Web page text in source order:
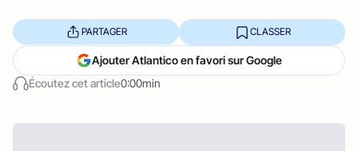
Écoutez cet article0:00min
PARTAGER CLASSER
Ajouter Atlantico en favori sur Google